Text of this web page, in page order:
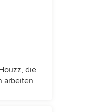
die
arbeiten